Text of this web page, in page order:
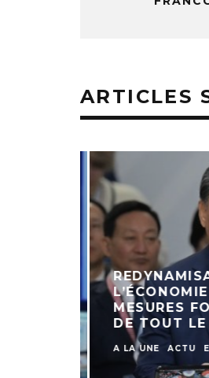
ARTICLES
L’ÉCONOMIE
MESURES
DE TOUT LE
A LA UNE ACTU